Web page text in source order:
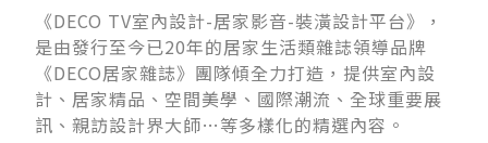
《DECO TV室內設計-居家影音-裝潢設計平台》，
是由發行至今已20年的居家生活類雜誌領導品牌
《DECO居家雜誌》團隊傾全力打造，提供室內設
計、居家精品、空間美學、國際潮流、全球重要展
訊、親訪設計界大師…等多樣化的精選內容。